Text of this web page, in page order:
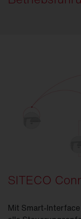
SITECO
Mit Smart-